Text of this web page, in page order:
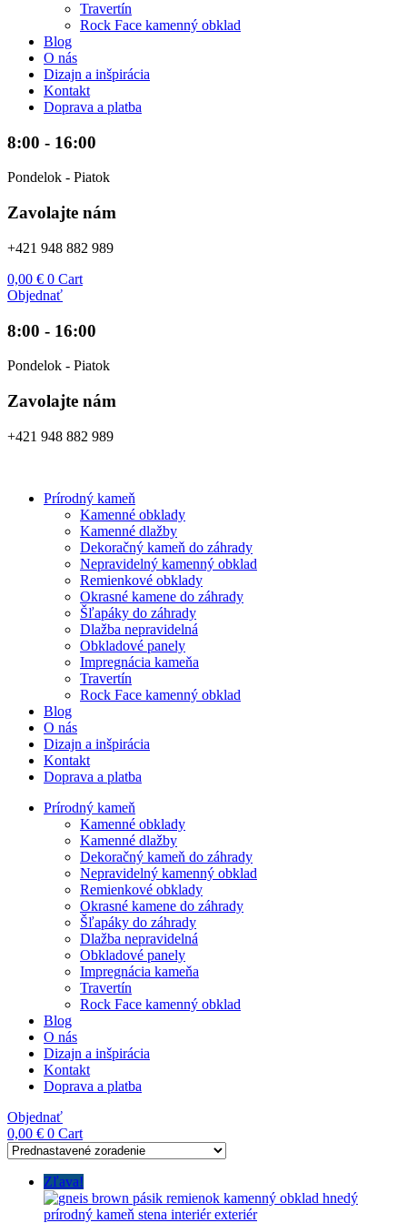
Travertín
Rock Face kamenný obklad
Blog
O nás
Dizajn a inšpirácia
Kontakt
Doprava a platba
8:00 - 16:00
Pondelok - Piatok
Zavolajte nám
+421 948 882 989
0,00 € 0 Cart
Objednať
8:00 - 16:00
Pondelok - Piatok
Zavolajte nám
+421 948 882 989
Prírodný kameň
Kamenné obklady
Kamenné dlažby
Dekoračný kameň do záhrady
Nepravidelný kamenný obklad
Remienkové obklady
Okrasné kamene do záhrady
Šľapáky do záhrady
Dlažba nepravidelná
Obkladové panely
Impregnácia kameňa
Travertín
Rock Face kamenný obklad
Blog
O nás
Dizajn a inšpirácia
Kontakt
Doprava a platba
Prírodný kameň
Kamenné obklady
Kamenné dlažby
Dekoračný kameň do záhrady
Nepravidelný kamenný obklad
Remienkové obklady
Okrasné kamene do záhrady
Šľapáky do záhrady
Dlažba nepravidelná
Obkladové panely
Impregnácia kameňa
Travertín
Rock Face kamenný obklad
Blog
O nás
Dizajn a inšpirácia
Kontakt
Doprava a platba
Objednať
0,00 € 0 Cart
Zľava!